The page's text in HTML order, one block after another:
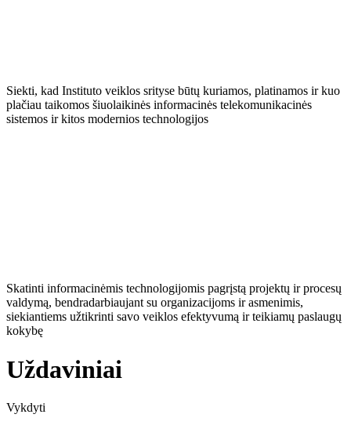
Siekti, kad Instituto veiklos srityse būtų kuriamos, platinamos ir kuo
plačiau taikomos šiuolaikinės informacinės telekomunikacinės
sistemos ir kitos modernios technologijos
Skatinti informacinėmis technologijomis pagrįstą projektų ir procesų
valdymą, bendradarbiaujant su organizacijoms ir asmenimis,
siekiantiems užtikrinti savo veiklos efektyvumą ir teikiamų paslaugų
kokybę
Uždaviniai
Vykdyti